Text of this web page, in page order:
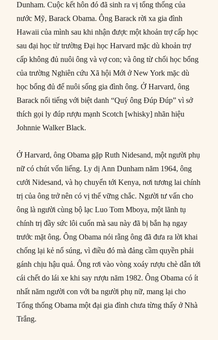
Dunham. Cuộc kết hôn đó đã sinh ra vị tổng thống của
nước Mỹ, Barack Obama. Ông Barack rời xa gia đình
Hawaii của mình sau khi nhận được một khoản trợ cấp học
sau đại học từ trường Đại học Harvard mặc dù khoản trợ
cấp không đủ nuôi ông và vợ con; và ông từ chối học bổng
của trường Nghiên cứu Xã hội Mới ở New York mặc dù
học bổng đủ để nuôi sống gia đình ông. Ở Harvard, ông
Barack nổi tiếng với biệt danh “Quý ông Đúp Đúp” vì sở
thích gọi ly đúp rượu mạnh Scotch [whisky] nhãn hiệu
Johnnie Walker Black.
Ở Harvard, ông Obama gặp Ruth Nidesand, một người phụ
nữ có chút vốn liếng. Ly dị Ann Dunham năm 1964, ông
cưới Nidesand, và họ chuyển tới Kenya, nơi tương lai chính
trị của ông trở nên có vị thế vững chắc. Người tư vấn cho
ông là người cùng bộ lạc Luo Tom Mboya, một lãnh tụ
chính trị đầy sức lôi cuốn mà sau này đã bị bắn hạ ngay
trước mặt ông. Ông Obama nói rằng ông đã đưa ra lời khai
chống lại kẻ nổ súng, vì điều đó mà đảng cầm quyền phải
gánh chịu hậu quả. Ông rơi vào vòng xoáy rượu chè dẫn tới
cái chết do lái xe khi say rượu năm 1982. Ông Obama có ít
nhất năm người con với ba người phụ nữ, mang lại cho
Tổng thống Obama một đại gia đình chưa từng thấy ở Nhà
Trắng.